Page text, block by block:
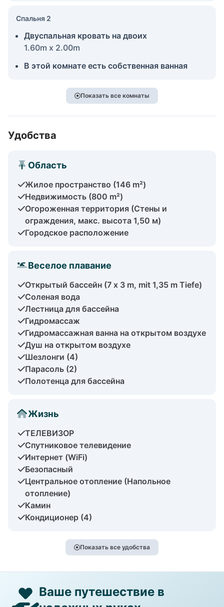
Спальня 2
Двуспальная кровать на двоих
1.60m x 2.00m
В этой комнате есть собственная ванная
Показать все комнаты
Удобства
Область
Жилое пространство (146 m²)
Недвижимость (800 m²)
Огороженная территория (Стены и
ограждения, макс. высота 1,50 м)
Городское расположение
Веселое плавание
Открытый бассейн (7 x 3 m, mit 1,35 m Tiefe)
Соленая вода
Лестница для бассейна
Гидромассаж
Гидромассажная ванна на открытом воздухе
Душ на открытом воздухе
Шезлонги (4)
Парасоль (2)
Полотенца для бассейна
Жизнь
ТЕЛЕВИЗОР
Спутниковое телевидение
Интернет (WiFi)
Безопасный
Центральное отопление (Напольное
отопление)
Камин
Кондиционер (4)
Показать все удобства
Ваше путешествие в